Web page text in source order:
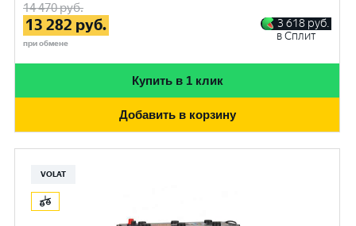
14 470руб.
13 282 руб.
при обмене
3 618 руб.
в Сплит
Купить в 1 клик
Добавить в корзину
VOLAT